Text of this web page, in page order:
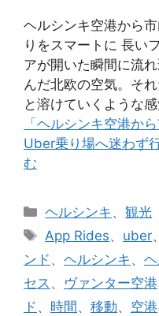
ヘルシンキ空港から
りをスマートに 長い
アが開いた瞬間に流
んだ北欧の空気。そ
と溶けていくような
「ヘルシンキ空港か
Uber乗り場へ迷わず
む
カ
テ
ゴ
リ
ー
ヘルシンキ 、観光
タ
グ
App Rides、 uber、
ンド 、 ヘルシンキ 、
セス 、 ヴァンター空港
ド 、 時間 、 移動、 空港